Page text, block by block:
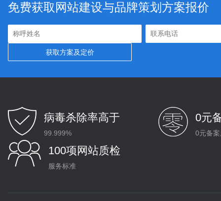
免费获取网站建设与品牌策划方案报价
病毒杀除率高于
99.999%
0元
0元备
100项网站质检
服务标准